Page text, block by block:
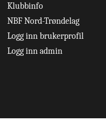
Klubbinfo
NBF Nord-Trøndelag
Logg inn brukerprofil
Logg inn admin